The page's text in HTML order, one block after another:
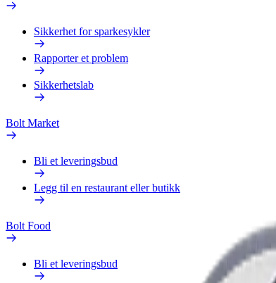
Sikkerhet for sparkesykler
Rapporter et problem
Sikkerhetslab
Bolt Market
Bli et leveringsbud
Legg til en restaurant eller butikk
Bolt Food
Bli et leveringsbud